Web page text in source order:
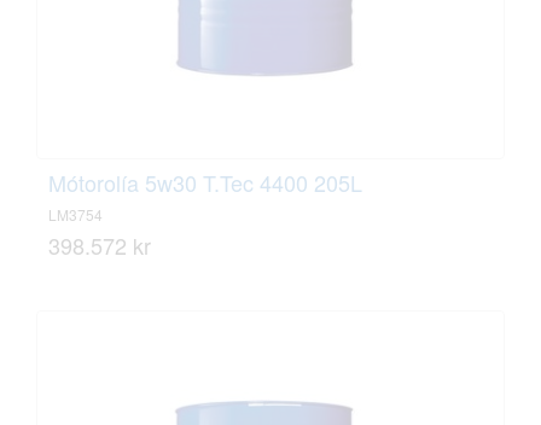
Mótorolía 5w30 T.Tec 4400 205L
LM3754
398.572 kr